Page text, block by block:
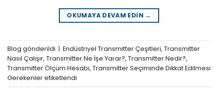
OKUMAYA DEVAM EDIN →
Blog gönderildi | Endüstriyel Transmitter Çeşitleri, Transmitter
Nasıl Çalışır, Transmitter Ne İşe Yarar?, Transmitter Nedir?,
Transmitter Ölçüm Hesabı, Transmitter Seçiminde Dikkat Edilmesi
Gerekenleretiketlendi